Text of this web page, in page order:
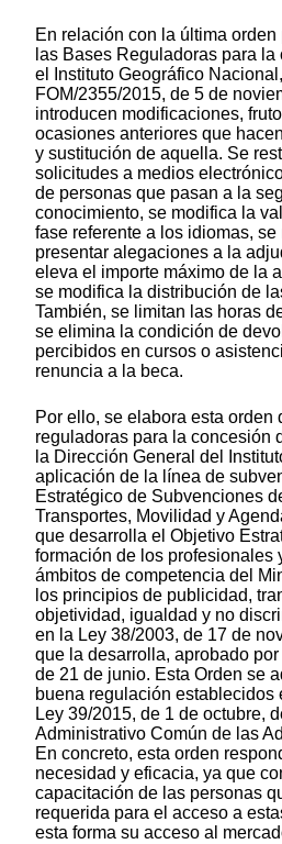
En relación con la última
las Bases Reguladoras para
el Instituto Geográfico
FOM/2355/2015, de 5 de
introducen modificaciones,
ocasiones anteriores que
y sustitución de aquella. Se
solicitudes a medios
de personas que pasan a la
conocimiento, se modifica la
fase referente a los idiomas,
presentar alegaciones a la
eleva el importe máximo de la
se modifica la distribución de
También, se limitan las horas
se elimina la condición de
percibidos en cursos o
renuncia a la beca.
Por ello, se elabora esta
reguladoras para la concesión
la Dirección General del
aplicación de la línea de
Estratégico de Subvenciones
Transportes, Movilidad y
que desarrolla el Objetivo
formación de los profesionales
ámbitos de competencia del
los principios de publicidad,
objetividad, igualdad y no
en la Ley 38/2003, de 17 de
que la desarrolla, aprobado
de 21 de junio. Esta Orden se
buena regulación establecidos
Ley 39/2015, de 1 de octubre,
Administrativo Común de las
En concreto, esta orden
necesidad y eficacia, ya que
capacitación de las personas
requerida para el acceso a
esta forma su acceso al